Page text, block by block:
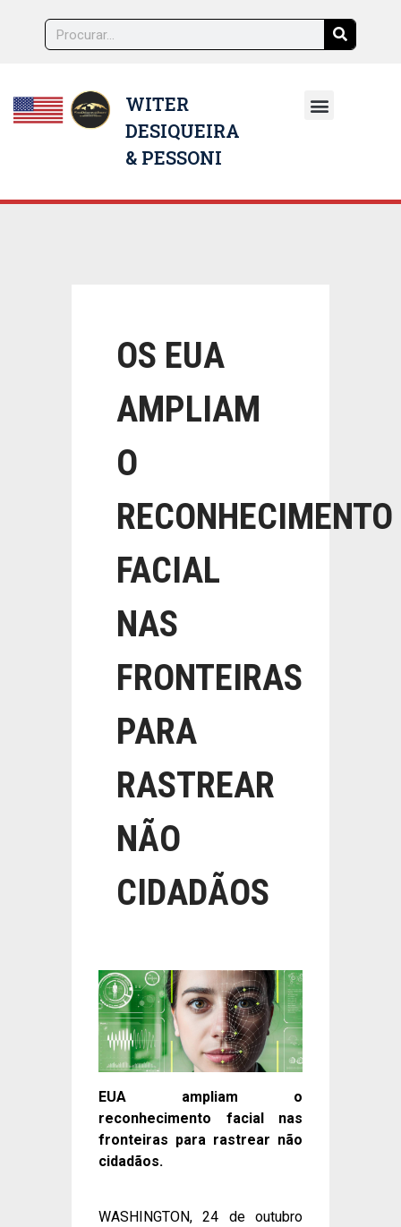
WITER
DESIQUEIRA
& PESSONI
OS EUA
AMPLIAM
O
RECONHECIMENTO
FACIAL
NAS
FRONTEIRAS
PARA
RASTREAR
NÃO
CIDADÃOS
EUA ampliam o
reconhecimento facial nas
fronteiras para rastrear não
cidadãos.
WASHINGTON, 24 de outubro